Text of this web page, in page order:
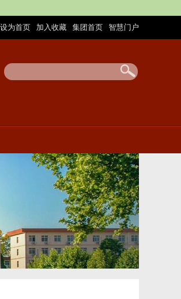
设为首页 加入收藏 集团首页 智慧门户